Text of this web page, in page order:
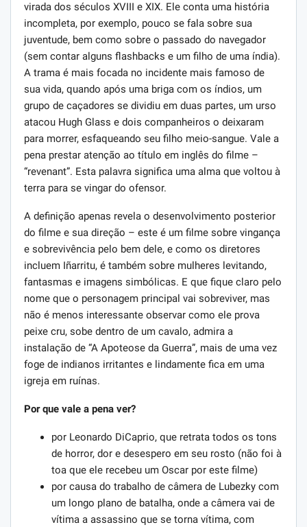
virada dos séculos XVIII e XIX. Ele conta uma história
incompleta, por exemplo, pouco se fala sobre sua
juventude, bem como sobre o passado do navegador
(sem contar alguns flashbacks e um filho de uma índia).
A trama é mais focada no incidente mais famoso de
sua vida, quando após uma briga com os índios, um
grupo de caçadores se dividiu em duas partes, um urso
atacou Hugh Glass e dois companheiros o deixaram
para morrer, esfaqueando seu filho meio-sangue. Vale a
pena prestar atenção ao título em inglês do filme –
“revenant”. Esta palavra significa uma alma que voltou à
terra para se vingar do ofensor.
A definição apenas revela o desenvolvimento posterior
do filme e sua direção – este é um filme sobre vingança
e sobrevivência pelo bem dele, e como os diretores
incluem Iñarritu, é também sobre mulheres levitando,
fantasmas e imagens simbólicas. E que fique claro pelo
nome que o personagem principal vai sobreviver, mas
não é menos interessante observar como ele prova
peixe cru, sobe dentro de um cavalo, admira a
instalação de “A Apoteose da Guerra”, mais de uma vez
foge de indianos irritantes e lindamente fica em uma
igreja em ruínas.
Por que vale a pena ver?
por Leonardo DiCaprio, que retrata todos os tons
de horror, dor e desespero em seu rosto (não foi à
toa que ele recebeu um Oscar por este filme)
por causa do trabalho de câmera de Lubezky com
um longo plano de batalha, onde a câmera vai de
vítima a assassino que se torna vítima, com